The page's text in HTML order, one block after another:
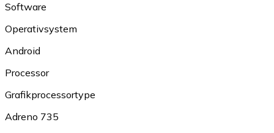
Software
Operativsystem
Android
Processor
Grafikprocessortype
Adreno 735